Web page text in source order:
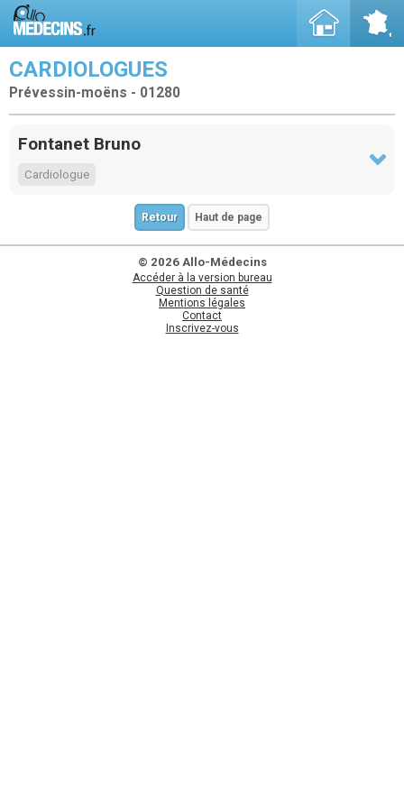
CARDIOLOGUES
Prévessin-moëns - 01280
Fontanet Bruno
Cardiologue
Retour Haut de page
© 2026 Allo-Médecins
Accéder à la version bureau
Question de santé
Mentions légales
Contact
Inscrivez-vous